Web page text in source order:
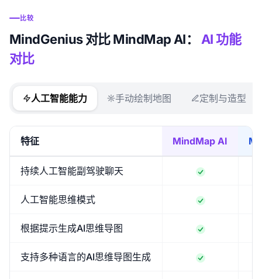
比较
MindGenius 对比 MindMap AI： AI 功能
对比
人工智能能力 手动绘制地图 定制与造型
特征 MindMap AI
持续人工智能副驾驶聊天
人工智能思维模式
根据提示生成AI思维导图
支持多种语言的AI思维导图生成